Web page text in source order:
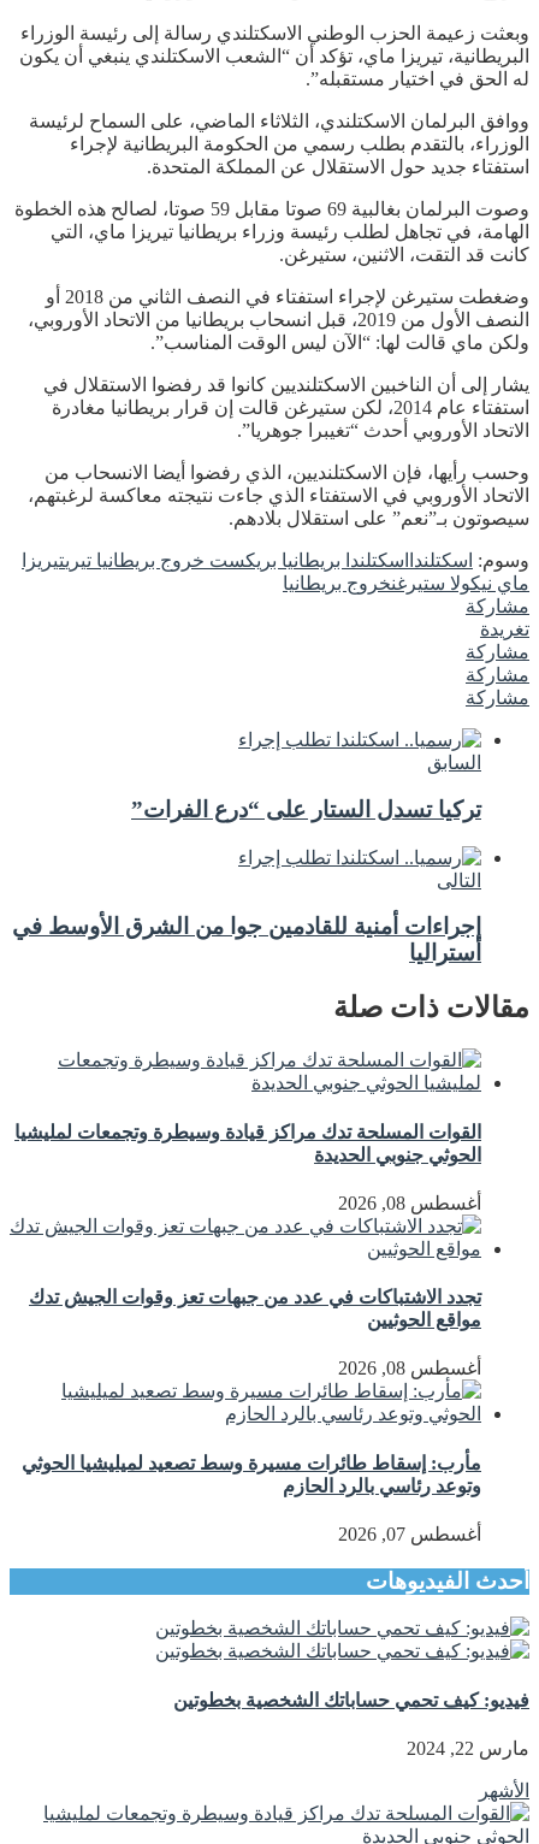
وبعثت زعيمة الحزب الوطني الاسكتلندي رسالة إلى رئيسة الوزراء
البريطانية، تيريزا ماي، تؤكد أن “الشعب الاسكتلندي ينبغي أن يكون
له الحق في اختيار مستقبله”.
ووافق البرلمان الاسكتلندي، الثلاثاء الماضي، على السماح لرئيسة
الوزراء، بالتقدم بطلب رسمي من الحكومة البريطانية لإجراء
استفتاء جديد حول الاستقلال عن المملكة المتحدة.
وصوت البرلمان بغالبية 69 صوتا مقابل 59 صوتا، لصالح هذه الخطوة
الهامة، في تجاهل لطلب رئيسة وزراء بريطانيا تيريزا ماي، التي
كانت قد التقت، الاثنين، ستيرغن.
وضغطت ستيرغن لإجراء استفتاء في النصف الثاني من 2018 أو
النصف الأول من 2019، قبل انسحاب بريطانيا من الاتحاد الأوروبي،
ولكن ماي قالت لها: “الآن ليس الوقت المناسب”.
يشار إلى أن الناخبين الاسكتلنديين كانوا قد رفضوا الاستقلال في
استفتاء عام 2014، لكن ستيرغن قالت إن قرار بريطانيا مغادرة
الاتحاد الأوروبي أحدث “تغيبرا جوهريا”.
وحسب رأيها، فإن الاسكتلنديين، الذي رفضوا أيضا الانسحاب من
الاتحاد الأوروبي في الاستفتاء الذي جاءت نتيجته معاكسة لرغبتهم،
سيصوتون بـ”نعم” على استقلال بلادهم.
وسوم: اسكتلندا اسكتلندا بريطانيا بريكست خروج بريطانيا تيريتيريزا
ماي نيكولا ستيرغنخروج بريطانيا
مشاركة
تغريدة
مشاركة
مشاركة
مشاركة
السابق
تركيا تسدل الستار على “درع الفرات”
التالى
إجراءات أمنية للقادمين جوا من الشرق الأوسط في
أستراليا
مقالات ذات صلة
القوات المسلحة تدك مراكز قيادة وسيطرة وتجمعات لمليشيا
الحوثي جنوبي الحديدة
أغسطس 08, 2026
تجدد الاشتباكات في عدد من جبهات تعز وقوات الجيش تدك
مواقع الحوثيين
أغسطس 08, 2026
مأرب: إسقاط طائرات مسيرة وسط تصعيد لميليشيا الحوثي
وتوعد رئاسي بالرد الحازم
أغسطس 07, 2026
أحدث الفيديوهات
فيديو: كيف تحمي حساباتك الشخصية بخطوتين
مارس 22, 2024
الأشهر